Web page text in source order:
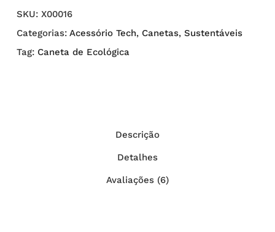
SKU: X00016
Categorias: Acessório Tech, Canetas, Sustentáveis
Tag: Caneta de Ecológica
Descrição
Detalhes
Avaliações (6)